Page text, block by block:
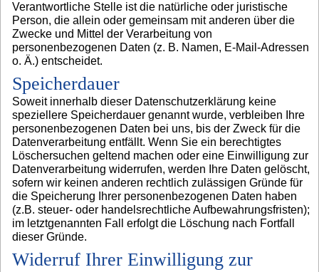
Verantwortliche Stelle ist die natürliche oder juristische
Person, die allein oder gemeinsam mit anderen über die
Zwecke und Mittel der Verarbeitung von
personenbezogenen Daten (z. B. Namen, E-Mail-Adressen
o. Ä.) entscheidet.
Speicherdauer
Soweit innerhalb dieser Datenschutzerklärung keine
speziellere Speicherdauer genannt wurde, verbleiben Ihre
personenbezogenen Daten bei uns, bis der Zweck für die
Datenverarbeitung entfällt. Wenn Sie ein berechtigtes
Löschersuchen geltend machen oder eine Einwilligung zur
Datenverarbeitung widerrufen, werden Ihre Daten gelöscht,
sofern wir keinen anderen rechtlich zulässigen Gründe für
die Speicherung Ihrer personenbezogenen Daten haben
(z.B. steuer- oder handelsrechtliche Aufbewahrungsfristen);
im letztgenannten Fall erfolgt die Löschung nach Fortfall
dieser Gründe.
Widerruf Ihrer Einwilligung zur